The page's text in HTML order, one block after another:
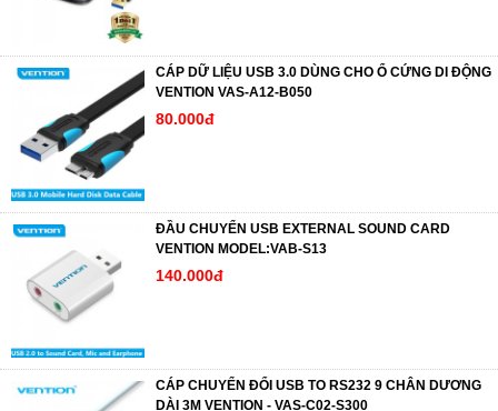
CÁP DỮ LIỆU USB 3.0 DÙNG CHO Ổ CỨNG DI ĐỘNG
VENTION VAS-A12-B050
80.000đ
ĐẦU CHUYỂN USB EXTERNAL SOUND CARD
VENTION MODEL:VAB-S13
140.000đ
CÁP CHUYỂN ĐỔI USB TO RS232 9 CHÂN DƯƠNG
DÀI 3M VENTION - VAS-C02-S300